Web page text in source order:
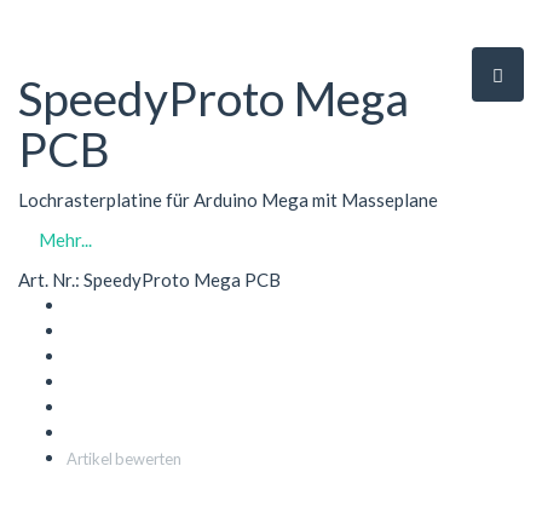
SpeedyProto Mega
PCB
Lochrasterplatine für Arduino Mega mit Masseplane
Mehr...
Art. Nr.: SpeedyProto Mega PCB
Artikel bewerten